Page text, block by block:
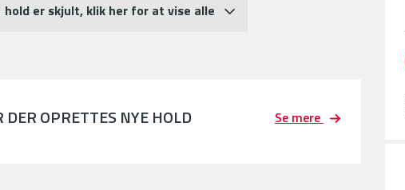
hold er skjult, klik her for at vise alle
DER OPRETTES NYE HOLD Se mere